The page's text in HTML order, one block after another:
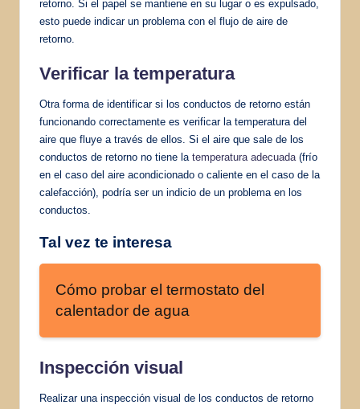
retorno. Si el papel se mantiene en su lugar o es expulsado,
esto puede indicar un problema con el flujo de aire de
retorno.
Verificar la temperatura
Otra forma de identificar si los conductos de retorno están
funcionando correctamente es verificar la temperatura del
aire que fluye a través de ellos. Si el aire que sale de los
conductos de retorno no tiene la temperatura adecuada (frío
en el caso del aire acondicionado o caliente en el caso de la
calefacción), podría ser un indicio de un problema en los
conductos.
Tal vez te interesa
Cómo probar el termostato del
calentador de agua
Inspección visual
Realizar una inspección visual de los conductos de retorno